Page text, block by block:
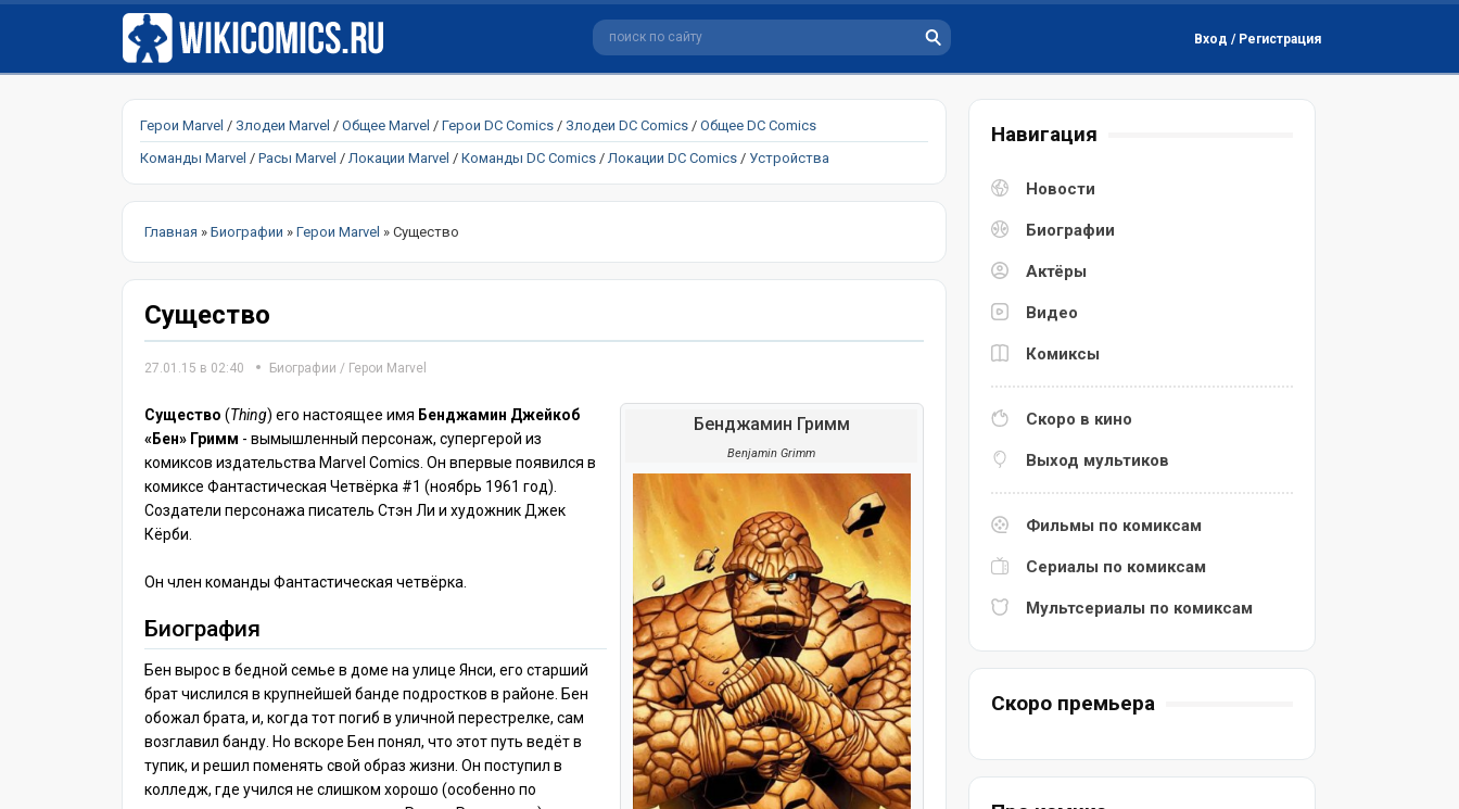
Вход / Регистрация
Герои Marvel / Злодеи Marvel / Общее Marvel / Герои DC Comics / Злодеи DC Comics / Общее DC Comics
Команды Marvel / Расы Marvel /Локации Marvel / Команды DC Comics /Локации DC Comics / Устройства
Главная » Биографии » Герои Marvel » Существо
Существо
27.01.15 в 02:40 Биографии / Герои Marvel
Бенджамин Гримм
Benjamin Grimm
Существо (Thing) его настоящее имя Бенджамин Джейкоб
«Бен» Гримм - вымышленный персонаж, супергерой из
комиксов издательства Marvel Comics. Он впервые появился в
комиксе Фантастическая Четвёрка #1 (ноябрь 1961 год).
Создатели персонажа писатель Стэн Ли и художник Джек
Кёрби.
Он член команды Фантастическая четвёрка.
Биография
Бен вырос в бедной семье в доме на улице Янси, его старший
брат числился в крупнейшей банде подростков в районе. Бен
обожал брата, и, когда тот погиб в уличной перестрелке, сам
возглавил банду. Но вскоре Бен понял, что этот путь ведёт в
тупик, и решил поменять свой образ жизни. Он поступил в
колледж, где учился не слишком хорошо (особенно по
Навигация
Новости
Биографии
Актёры
Видео
Комиксы
Скоро в кино
Выход мультиков
Фильмы по комиксам
Сериалы по комиксам
Мультсериалы по комиксам
Скоро премьера